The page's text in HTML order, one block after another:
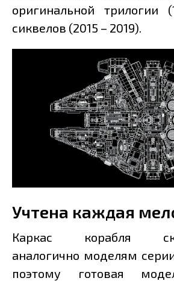
оригинальной трилогии
сиквелов (2015 – 2019).
Учтена каждая
Каркас корабля
аналогично моделям серии
поэтому готовая